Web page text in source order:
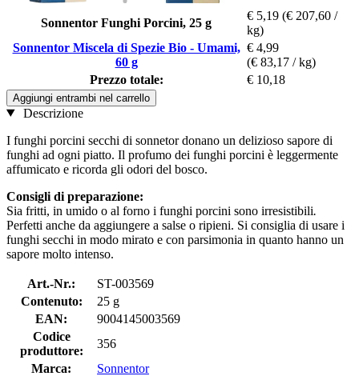
Sonnentor Funghi Porcini, 25 g
€ 5,19 (€ 207,60 /
kg)
Sonnentor Miscela di Spezie Bio - Umami,
60 g
€ 4,99
(€ 83,17 / kg)
Prezzo totale:
€ 10,18
Aggiungi entrambi nel carrello
Descrizione
I funghi porcini secchi di sonnetor donano un delizioso sapore di
funghi ad ogni piatto. Il profumo dei funghi porcini è leggermente
affumicato e ricorda gli odori del bosco.
Consigli di preparazione:
Sia fritti, in umido o al forno i funghi porcini sono irresistibili.
Perfetti anche da aggiungere a salse o ripieni. Si consiglia di usare i
funghi secchi in modo mirato e con parsimonia in quanto hanno un
sapore molto intenso.
Art.-Nr.:
ST-003569
Contenuto:
25 g
EAN:
9004145003569
Codice
produttore:
356
Marca:
Sonnentor